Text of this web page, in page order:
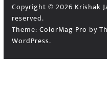
Copyright © 2026 Krishak
reserved.
Theme: ColorMag Pro by
WordPress.